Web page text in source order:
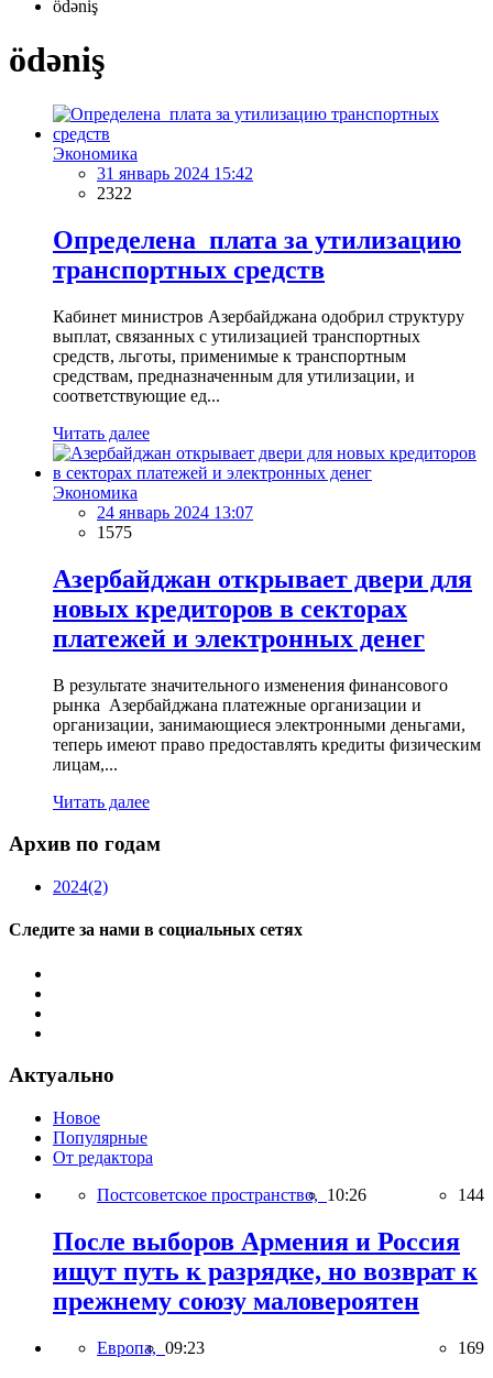
ödəniş
ödəniş
Экономика
31 январь 2024 15:42
2322
Определена плата за утилизацию
транспортных средств
Кабинет министров Азербайджана одобрил структуру
выплат, связанных с утилизацией транспортных
средств, льготы, применимые к транспортным
средствам, предназначенным для утилизации, и
соответствующие ед...
Читать далее
Экономика
24 январь 2024 13:07
1575
Азербайджан открывает двери для
новых кредиторов в секторах
платежей и электронных денег
В результате значительного изменения финансового
рынка Азербайджана платежные организации и
организации, занимающиеся электронными деньгами,
теперь имеют право предоставлять кредиты физическим
лицам,...
Читать далее
Архив по годам
2024(2)
Следите за нами в социальных сетях
Актуально
Новое
Популярные
От редактора
Постсоветское пространство, 10:26 144
После выборов Армения и Россия
ищут путь к разрядке, но возврат к
прежнему союзу маловероятен
Европа, 09:23 169